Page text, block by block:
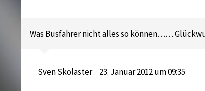
Was Busfahrer nicht alles so können……
Sven Skolaster 23. Januar 2012 um 09:35